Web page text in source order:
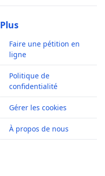
Plus
Faire une pétition en
ligne
Politique de
confidentialité
Gérer les cookies
À propos de nous